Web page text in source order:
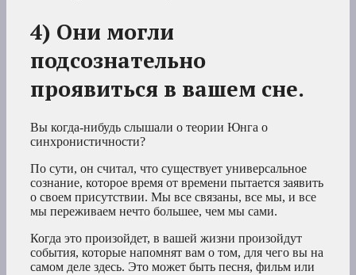
4) Они могли
подсознательно
проявиться в вашем сне.
Вы когда-нибудь слышали о теории Юнга о
синхронистичности?
По сути, он считал, что существует универсальное
сознание, которое время от времени пытается заявить
о своем присутствии. Мы все связаны, все мы, и все
мы переживаем нечто большее, чем мы сами.
Когда это произойдет, в вашей жизни произойдут
события, которые напомнят вам о том, для чего вы на
самом деле здесь. Это может быть песня, фильм или